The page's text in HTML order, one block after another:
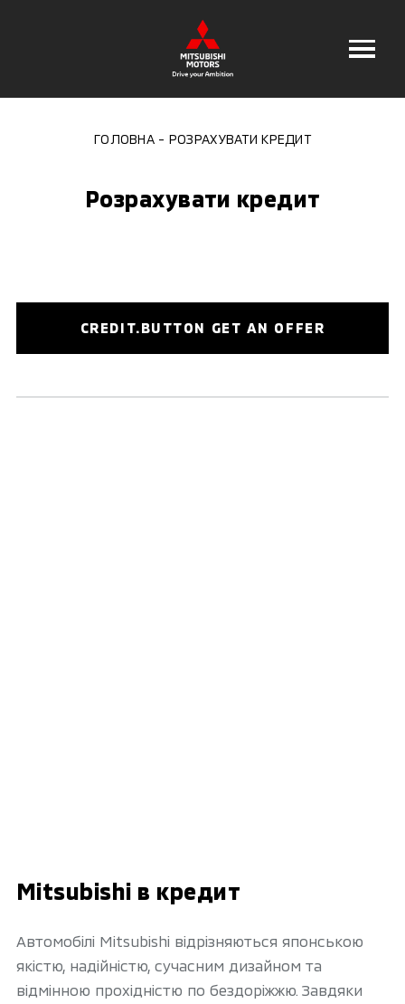
ГОЛОВНА РОЗРАХУВАТИ КРЕДИТ
Розрахувати кредит
CREDIT.BUTTON GET AN OFFER
Mitsubishi в кредит
Автомобілі Mitsubishi відрізняються японською
якістю, надійністю, сучасним дизайном та
відмінною прохідністю по бездоріжжю. Завдяки